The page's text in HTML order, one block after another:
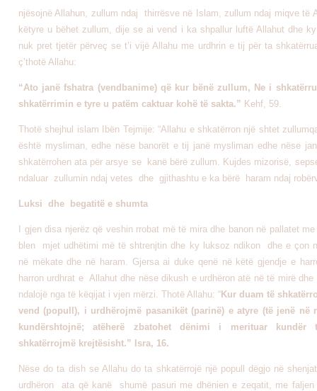
njësojnë Allahun, zullum ndaj thirrësve në Islam, zullum ndaj miqve të
këtyre u bëhet zullum, dije se ai vend i ka shpallur luftë Allahut dhe
nuk pret tjetër përveç se t’i vijë Allahu me urdhrin e tij për ta
ç’thotë Allahu:
“Ato janë fshatra (vendbanime) që kur bënë zullum, Ne i
shkatërrimin e tyre u patëm caktuar kohë të sakta.” Kehf, 59.
Thotë shejhul islam Ibën Tejmije: “Allahu e shkatërron një shtet
është mysliman, edhe nëse banorët e tij janë mysliman edhe nëse
shkatërrohen ata për arsye se kanë bërë zullum. Kujdes mizorisë,
ndaluar zullumin ndaj vetes dhe gjithashtu e ka bërë haram ndaj
Luksi dhe begatitë e shumta
I gjen disa njerëz që veshin rrobat më të mira dhe banon në pallatet
blen mjet udhëtimi më të shtrenjtin dhe ky luksoz ndikon dhe e çon
në mëkate dhe në haram. Gjersa ai duke qenë në këtë gjendje e
harron urdhrat e Allahut dhe nëse dikush e urdhëron atë në të mirë dhe
ndalojë nga të këqijat i vjen mërzi. Thotë Allahu: “ Kur duam të
vend (popull), i urdhërojmë pasanikët (parinë) e atyre (të jenë në
kundërshtojnë; atëherë zbatohet dënimi i merituar
shkatërrojmë krejtësisht.” Isra, 16.
Nëse do ta dish se Allahu do ta shkatërrojë një popull dëgjo në
urdhëron ata që kanë shumë pasuri me dhënien e zeqatit, me